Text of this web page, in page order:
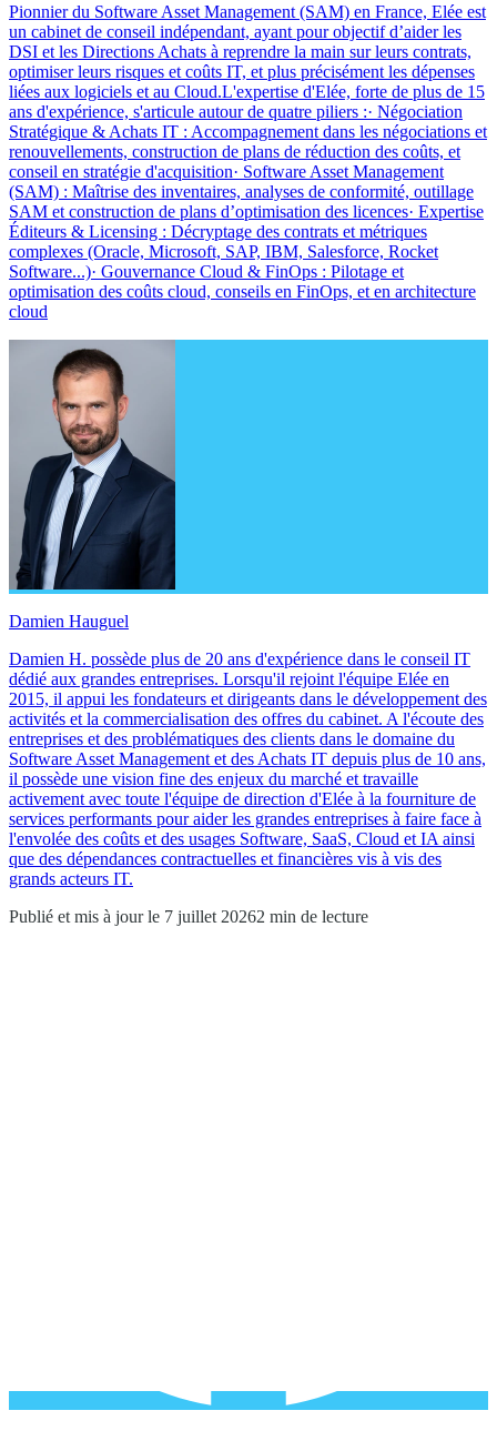
Pionnier du Software Asset Management (SAM) en France, Elée est
un cabinet de conseil indépendant, ayant pour objectif d’aider les
DSI et les Directions Achats à reprendre la main sur leurs contrats,
optimiser leurs risques et coûts IT, et plus précisément les dépenses
liées aux logiciels et au Cloud.L'expertise d'Elée, forte de plus de 15
ans d'expérience, s'articule autour de quatre piliers :· Négociation
Stratégique & Achats IT : Accompagnement dans les négociations et
renouvellements, construction de plans de réduction des coûts, et
conseil en stratégie d'acquisition· Software Asset Management
(SAM) : Maîtrise des inventaires, analyses de conformité, outillage
SAM et construction de plans d’optimisation des licences· Expertise
Éditeurs & Licensing : Décryptage des contrats et métriques
complexes (Oracle, Microsoft, SAP, IBM, Salesforce, Rocket
Software...)· Gouvernance Cloud & FinOps : Pilotage et
optimisation des coûts cloud, conseils en FinOps, et en architecture
cloud
Damien Hauguel
Damien H. possède plus de 20 ans d'expérience dans le conseil IT
dédié aux grandes entreprises. Lorsqu'il rejoint l'équipe Elée en
2015, il appui les fondateurs et dirigeants dans le développement des
activités et la commercialisation des offres du cabinet. A l'écoute des
entreprises et des problématiques des clients dans le domaine du
Software Asset Management et des Achats IT depuis plus de 10 ans,
il possède une vision fine des enjeux du marché et travaille
activement avec toute l'équipe de direction d'Elée à la fourniture de
services performants pour aider les grandes entreprises à faire face à
l'envolée des coûts et des usages Software, SaaS, Cloud et IA ainsi
que des dépendances contractuelles et financières vis à vis des
grands acteurs IT.
Publié et mis à jour le 7 juillet 20262 min de lecture